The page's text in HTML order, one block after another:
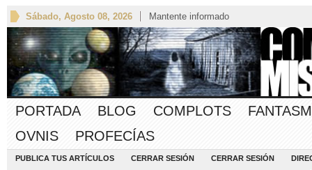
Sábado, Agosto 08, 2026 Mantente informado
PORTADA BLOG COMPLOTS
OVNIS
PROFECÍAS
PUBLICA TUS ARTÍCULOS CERRAR SESIÓN CERRAR SESIÓN